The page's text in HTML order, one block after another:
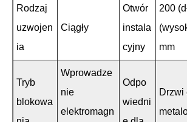
Rodzaj
uzwojen
ia
Ciągły
Otwór
instala
cyjny
200
mm
Tryb
blokowa
Wprowadze
nie
elektromagn
Odpo
wiedni
Drzwi